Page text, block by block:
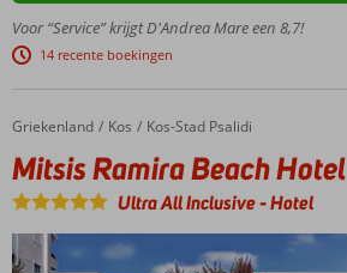
Restaurant
met
thema-
avonden
Gevarieerd
Winnaar
Hotel of
award
Voor “Service” krijgt D'Andrea Mare een 8,7!
14 recente boekingen
Home
Griekenland Kos Kos-Stad Psalidi
Mitsis Ramira Beach Hotel
Mitsis Ramira Beach Hotel
Ultra All Inclusive-Hotel